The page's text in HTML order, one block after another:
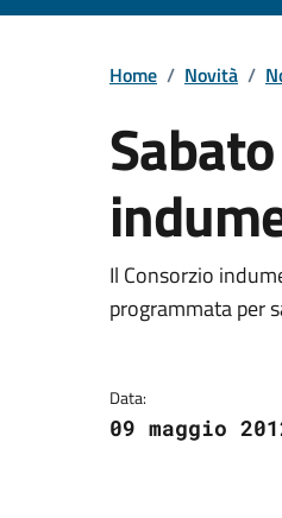
Home / Novità /
Il Consorzio
programmata per
Data:
09 maggio